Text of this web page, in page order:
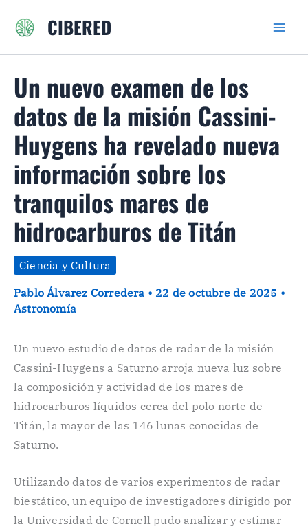
CIBERED
Un nuevo examen de los
datos de la misión Cassini-
Huygens ha revelado nueva
información sobre los
tranquilos mares de
hidrocarburos de Titán
Ciencia y Cultura
Pablo Álvarez Corredera • 22 de octubre de 2025 •
Astronomía
Un nuevo estudio de datos de radar de la misión
Cassini-Huygens a Saturno arroja nueva luz sobre
la composición y actividad de los mares de
hidrocarburos líquidos cerca del polo norte de
Titán, la mayor de las 146 lunas conocidas de
Saturno.
Utilizando datos de varios experimentos de radar
biestático, un equipo de investigadores dirigido por
la Universidad de Cornell pudo analizar y estimar